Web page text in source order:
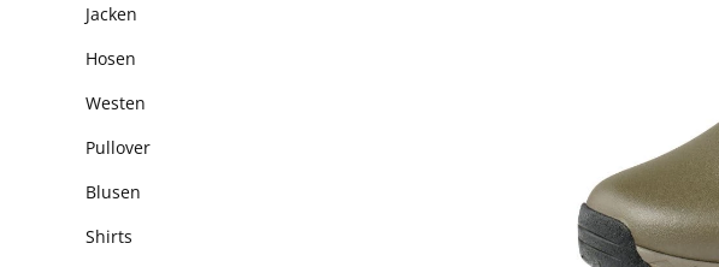
Jacken
Hosen
Westen
Pullover
Blusen
Shirts